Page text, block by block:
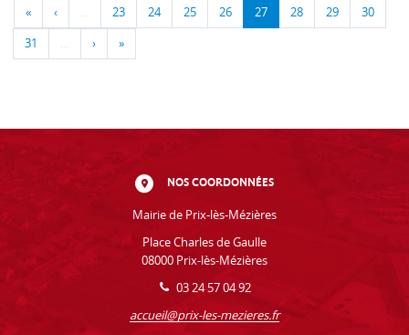
« ‹ … 23 24 25 26 27 28 29 30
31 … › »
NOS COORDONNÉES
Mairie de Prix-lès-Mézières
Place Charles de Gaulle
08000 Prix-lès-Mézières
03 24 57 04 92
accueil@prix-les-mezieres.fr